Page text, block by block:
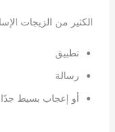
الكثير من الزيجات
تطبيق
رسالة
أو إعجاب بسيط